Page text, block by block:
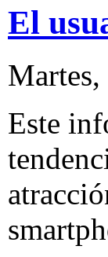
El
Este